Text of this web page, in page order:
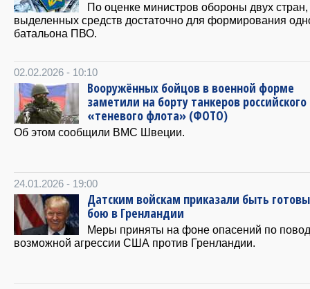
По оценке министров обороны двух стран,
выделенных средств достаточно для формирования
батальона ПВО.
02.02.2026 - 10:10
Вооружённых бойцов в военной форме
заметили на борту танкеров российского
«теневого флота» (ФОТО)
Об этом сообщили ВМС Швеции.
24.01.2026 - 19:00
Датским войскам приказали быть
бою в Гренландии
Меры приняты на фоне опасений по
возможной агрессии США против Гренландии.